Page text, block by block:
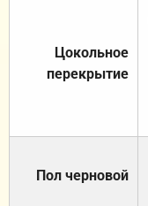
Цокольное
перекрытие
Пол черновой